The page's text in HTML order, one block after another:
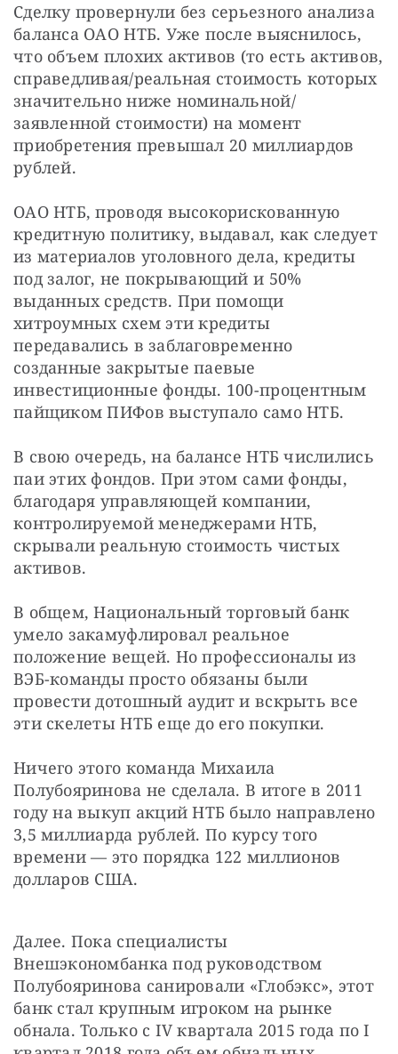
Сделку провернули без серьезного анализа
баланса ОАО НТБ. Уже после выяснилось,
что объем плохих активов (то есть активов,
справедливая/реальная стоимость которых
значительно ниже номинальной/
заявленной стоимости) на момент
приобретения превышал 20 миллиардов
рублей.
ОАО НТБ, проводя высокорискованную
кредитную политику, выдавал, как следует
из материалов уголовного дела, кредиты
под залог, не покрывающий и 50%
выданных средств. При помощи
хитроумных схем эти кредиты
передавались в заблаговременно
созданные закрытые паевые
инвестиционные фонды. 100-процентным
пайщиком ПИФов выступало само НТБ.
В свою очередь, на балансе НТБ числились
паи этих фондов. При этом сами фонды,
благодаря управляющей компании,
контролируемой менеджерами НТБ,
скрывали реальную стоимость чистых
активов.
В общем, Национальный торговый банк
умело закамуфлировал реальное
положение вещей. Но профессионалы из
ВЭБ-команды просто обязаны были
провести дотошный аудит и вскрыть все
эти скелеты НТБ еще до его покупки.
Ничего этого команда Михаила
Полубояринова не сделала. В итоге в 2011
году на выкуп акций НТБ было направлено
3,5 миллиарда рублей. По курсу того
времени — это порядка 122 миллионов
долларов США.
Далее. Пока специалисты
Внешэкономбанка под руководством
Полубояринова санировали «Глобэкс», этот
банк стал крупным игроком на рынке
обнала. Только с IV квартала 2015 года по I